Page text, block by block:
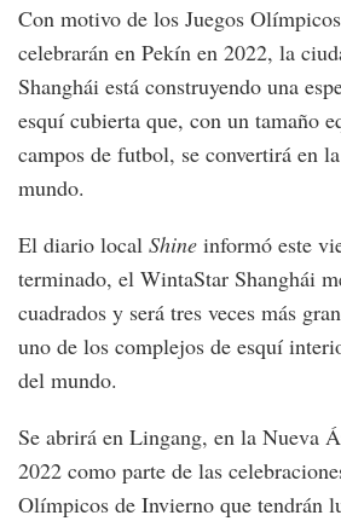
Con motivo de los Juegos
celebrarán en Pekín en 2022, la
Shanghái está construyendo una
esquí cubierta que, con un tamaño
campos de futbol, se convertirá en
mundo.
El diario local Shine informó este
terminado, el WintaStar Shanghái
cuadrados y será tres veces más
uno de los complejos de esquí
del mundo.
Se abrirá en Lingang, en la Nueva
2022 como parte de las
Olímpicos de Invierno que tendrán